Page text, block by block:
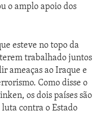
o amplo apoio dos
esteve no topo da
trabalhado juntos
ameaças ao Iraque e
Como disse o
os dois países são
contra o Estado